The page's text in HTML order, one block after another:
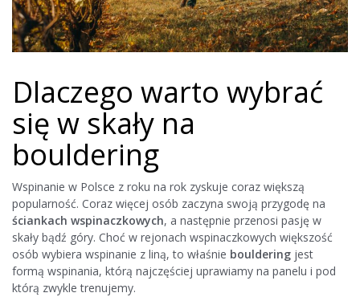
Dlaczego warto wybrać
się w skały na
bouldering
Wspinanie w Polsce z roku na rok zyskuje coraz większą
popularność. Coraz więcej osób zaczyna swoją przygodę na
ściankach wspinaczkowych, a następnie przenosi pasję w
skały bądź góry. Choć w rejonach wspinaczkowych większość
osób wybiera wspinanie z liną, to właśnie bouldering jest
formą wspinania, którą najczęściej uprawiamy na panelu i pod
którą zwykle trenujemy.